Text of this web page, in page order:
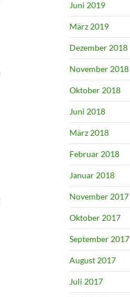
Juni 2019
März 2019
Dezember 2018
November 2018
Oktober 2018
Juni 2018
März 2018
Februar 2018
Januar 2018
November 2017
Oktober 2017
September 2017
August 2017
Juli 2017